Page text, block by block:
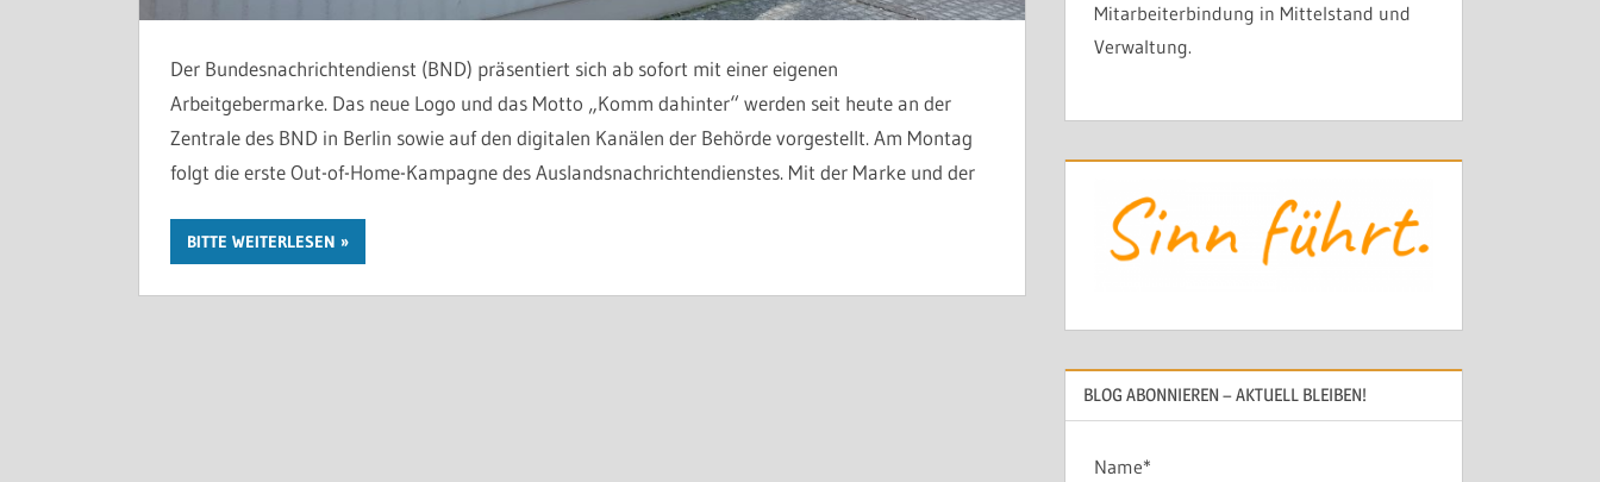
Der Bundesnachrichtendienst (BND) präsentiert sich ab sofort mit einer eigenen
Arbeitgebermarke. Das neue Logo und das Motto „Komm dahinter“ werden seit heute an der
Zentrale des BND in Berlin sowie auf den digitalen Kanälen der Behörde vorgestellt. Am Montag
folgt die erste Out-of-Home-Kampagne des Auslandsnachrichtendienstes. Mit der Marke und der
BITTE WEITERLESEN
Mitarbeiterbindung in Mittelstand und
Verwaltung.
BLOG ABONNIEREN – AKTUELL BLEIBEN!
Name*